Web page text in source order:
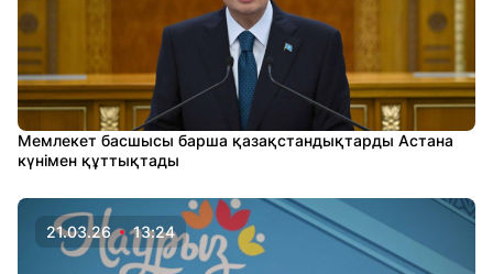
Мемлекет басшысы барша қазақстандықтарды Астана
күнімен құттықтады
21.03.26 13:24